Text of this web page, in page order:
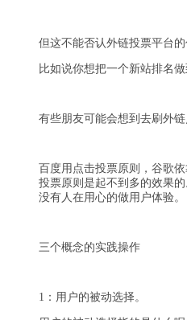
但这不能否认外链投票平台
比如说你想把一个新站排名
有些朋友可能会想到去刷外
百度用点击投票原则，谷歌
投票原则是起不到多的效果
没有人在用心的做用户体验。
三个概念的实践操作
1：用户的被动选择。